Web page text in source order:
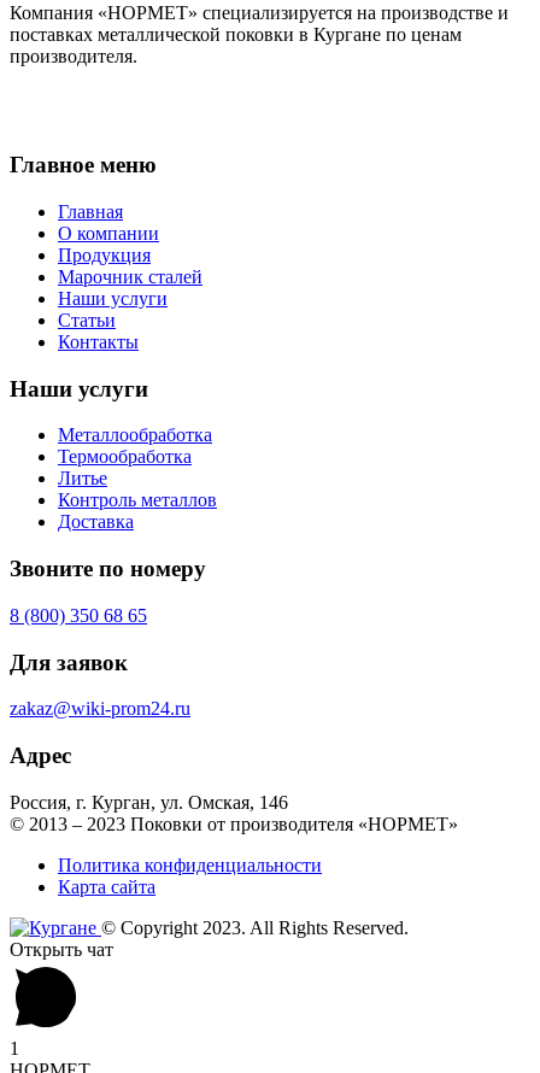
Компания «НОРМЕТ» специализируется на производстве и
поставках металлической поковки в Кургане по ценам
производителя.
Главное меню
Главная
О компании
Продукция
Марочник сталей
Наши услуги
Статьи
Контакты
Наши услуги
Металлообработка
Термообработка
Литье
Контроль металлов
Доставка
Звоните по номеру
8 (800) 350 68 65
Для заявок
zakaz@wiki-prom24.ru
Адрес
Россия, г. Курган, ул. Омская, 146
© 2013 – 2023 Поковки от производителя «НОРМЕТ»
Политика конфиденциальности
Карта сайта
© Copyright 2023. All Rights Reserved.
Открыть чат
1